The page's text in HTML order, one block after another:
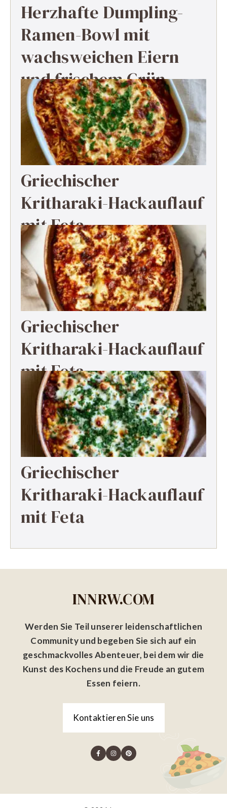
Herzhafte Dumpling-
Ramen-Bowl mit
wachsweichen Eiern
und frischem Grün
Griechischer
Kritharaki-Hackauflauf
mit Feta
Griechischer
Kritharaki-Hackauflauf
mit Feta
Griechischer
Kritharaki-Hackauflauf
mit Feta
INNRW.COM
Werden Sie Teil unserer leidenschaftlichen
Community und begeben Sie sich auf ein
geschmackvolles Abenteuer, bei dem wir die
Kunst des Kochens und die Freude an gutem
Essen feiern.
Kontaktieren Sie uns